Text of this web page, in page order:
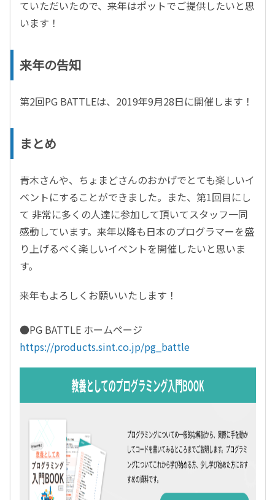
ていただいたので、来年はポットでご提供したいと思
います！
来年の告知
第2回PG BATTLEは、2019年9月28日に開催します！
まとめ
青木さんや、ちょまどさんのおかげでとても楽しいイ
ベントにすることができました。また、第1回目にし
て 非常に多くの人達に参加して頂いてスタッフ一同
感動しています。来年以降も日本のプログラマーを盛
り上げるべく楽しいイベントを開催したいと思いま
す。
来年もよろしくお願いいたします！
●PG BATTLE ホームページ
https://products.sint.co.jp/pg_battle